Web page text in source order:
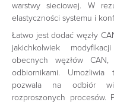
warstwy sieciowej. W
elastyczności systemu i
Łatwo jest dodać węzły
jakichkolwiek
obecnych węzłów
odbiornikami.
pozwala na odbiór
rozproszonych procesów.